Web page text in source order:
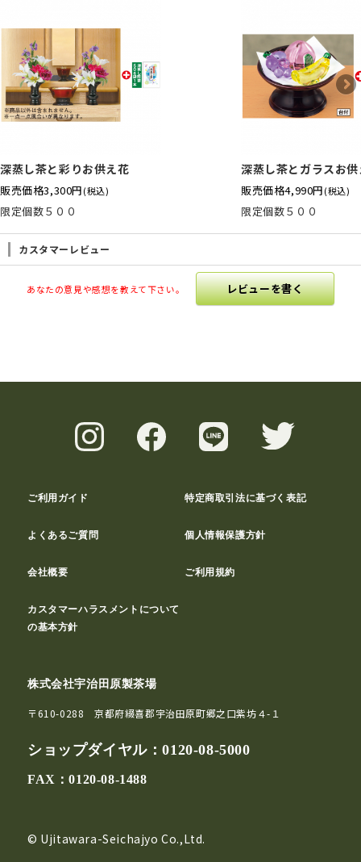
深蒸し茶と彩りお供え花
販売価格3,300円(税込)
限定個数５００
深蒸し茶とガラスお
販売価格4,990円(税込)
限定個数５００
カスタマーレビュー
あなたの意見や感想を教えて下さい。 レビューを書く
ご利用ガイド 特定商取引法に基づく表記
よくあるご質問 個人情報保護方針
会社概要 ご利用規約
カスタマーハラスメントについて
の基本方針
株式会社宇治田原製茶場
〒610-0288 京都府綴喜郡宇治田原町郷之口紫坊４-１
ショップダイヤル：0120-08-5000
FAX：0120-08-1488
© Ujitawara-Seichajyo Co.,Ltd.